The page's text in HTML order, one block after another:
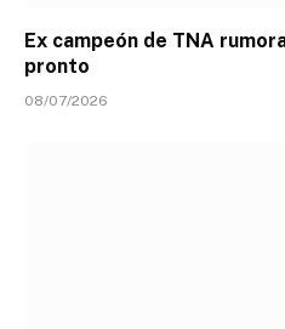
Ex campeón de TNA
pronto
08/07/2026